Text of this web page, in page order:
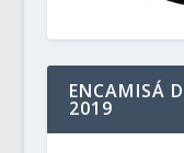
ENCAMISÁ
2019